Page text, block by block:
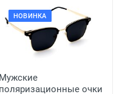
НОВИНКА
Мужские
поляризационные очки